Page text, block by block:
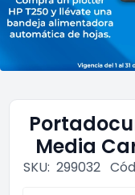
Media
SKU: 299032